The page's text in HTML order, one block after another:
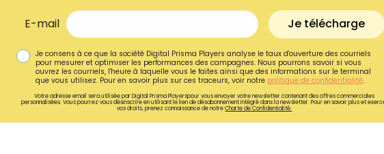
E-mail Je télécharge
Je consens à ce que la société Digital Prisma Players analyse le taux d'ouverture des courriels
pour mesurer et optimiser les performances des campagnes. Nous pourrons savoir si vous
ouvrez les courriels, l'heure à laquelle vous le faites ainsi que des informations sur le terminal
que vous utilisez. Pour en savoir plus sur ces traceurs, voir notre politique de confidentialité.
Votre adresse email sera utilisée par Digital Prisma Playerspour vous envoyer votre newsletter contenant des offres commerciales
personnalisées. Vous pourrez vous désinscrire en utilisant le lien de désabonnement intégré dans la newsletter. Pour en savoir plus et
vos droits, prenez connaissance de notreCharte de Confidentialité.